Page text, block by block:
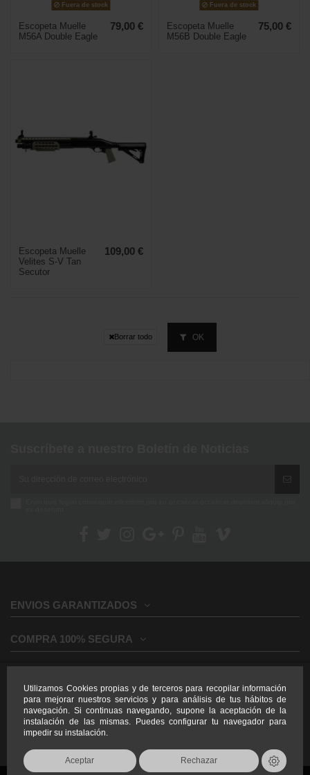
Utilizamos Cookies propias y de terceros para recopilar información
para mejorar nuestros servicios y para análisis de tus hábitos de
navegación. Si continuas navegando, supone la aceptación de la
instalación de las mismas. Puedes configurar tu navegador para
impedir su instalación.
Aceptar Rechazar
Fuera de stock
Escopeta Muelle
M56A Double Eagle
79,00 €
Fuera de stock
Escopeta Muelle
M56B Double Eagle
75,00 €
Escopeta Muelle
Velites S-V Tan
Secutor
109,00 €
Borrar todo OK
ENVIOS GARANTIZADOS
COMPRA 100% SEGURA
INFORMACION LEGAL